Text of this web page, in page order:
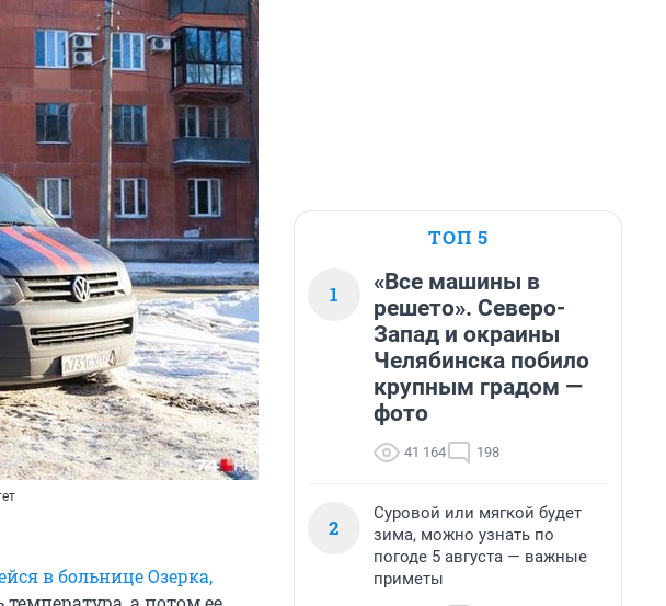
в больнице Озерка,
ТОП 5
1
«Все машины в
решето». Северо-
Запад и окраины
Челябинска побило
крупным градом —
фото
41 164 198
2
Суровой или мягкой будет
зима, можно узнать по
погоде 5 августа — важные
приметы